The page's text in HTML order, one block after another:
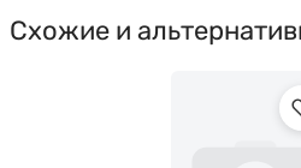
Схожие и